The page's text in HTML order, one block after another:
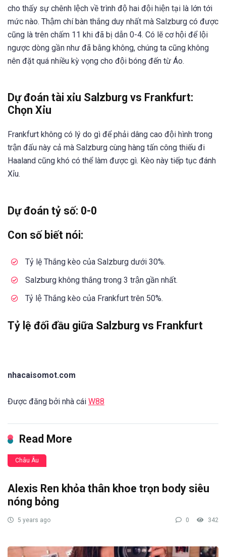
cho thấy sự chênh lệch về trình độ hai đội hiện tại là lớn tới
mức nào. Thậm chí bàn thắng duy nhất mà Salzburg có được
cũng là trên chấm 11 khi đã bị dẫn 0-4. Có lẽ cơ hội để lội
ngược dòng gần như đã bằng không, chúng ta cũng không
nên đặt quá nhiều kỳ vọng cho đội bóng đến từ Áo.
Dự đoán tài xỉu Salzburg vs Frankfurt:
Chọn Xỉu
Frankfurt không có lý do gì để phải dâng cao đội hình trong
trận đấu này cả mà Salzburg cùng hàng tấn công thiếu đi
Haaland cũng khó có thể làm được gì. Kèo này tiếp tục đánh
Xỉu.
Dự đoán tỷ số: 0-0
Con số biết nói:
Tỷ lệ Thắng kèo của Salzburg dưới 30%.
Salzburg không thắng trong 3 trận gần nhất.
Tỷ lệ Thắng kèo của Frankfurt trên 50%.
Tỷ lệ đối đầu giữa Salzburg vs Frankfurt
nhacaisomot.com
Được đăng bởi nhà cái W88
Read More
Châu Âu
Alexis Ren khỏa thân khoe trọn body siêu
nóng bỏng
5 years ago 0 342